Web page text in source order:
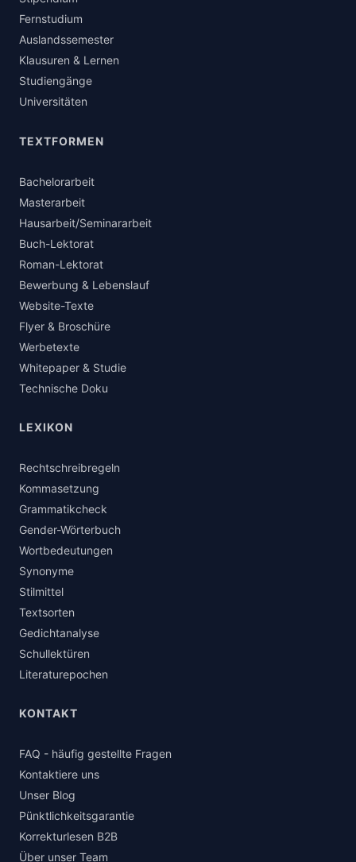
Fernstudium
Auslandssemester
Klausuren & Lernen
Studiengänge
Universitäten
TEXTFORMEN
Bachelorarbeit
Masterarbeit
Hausarbeit/Seminararbeit
Buch-Lektorat
Roman-Lektorat
Bewerbung & Lebenslauf
Website-Texte
Flyer & Broschüre
Werbetexte
Whitepaper & Studie
Technische Doku
LEXIKON
Rechtschreibregeln
Kommasetzung
Grammatikcheck
Gender-Wörterbuch
Wortbedeutungen
Synonyme
Stilmittel
Textsorten
Gedichtanalyse
Schullektüren
Literaturepochen
KONTAKT
FAQ - häufig gestellte Fragen
Kontaktiere uns
Unser Blog
Pünktlichkeitsgarantie
Korrekturlesen B2B
Über unser Team